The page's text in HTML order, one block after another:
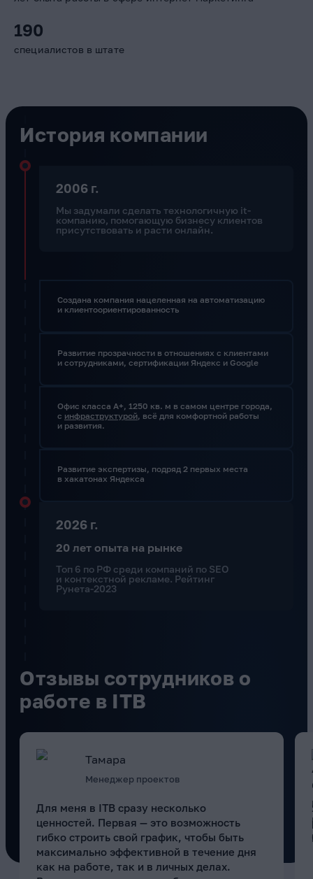
190
специалистов в штате
История компании
2006 г.
Мы задумали сделать технологичную it-
компанию, помогающую бизнесу клиентов
присутствовать и расти онлайн.
Создана компания нацеленная на автоматизацию
и клиентоориентированность
Развитие прозрачности в отношениях с клиентами
и сотрудниками, сертификации Яндекс и Google
Офис класса А+, 1250 кв. м в самом центре города,
с инфраструктурой, всё для комфортной работы
и развития.
Развитие экспертизы, подряд 2 первых места
в хакатонах Яндекса
2026 г.
20 лет опыта на рынке
Топ 6 по РФ среди компаний по SEO
и контекстной рекламе. Рейтинг
Рунета-2023
Отзывы сотрудников о
работе в ITB
Тамара
Менеджер проектов
Для меня в ITB сразу несколько
ценностей. Первая — это возможность
гибко строить свой график, чтобы быть
максимально эффективной в течение дня
как на работе, так и в личных делах.